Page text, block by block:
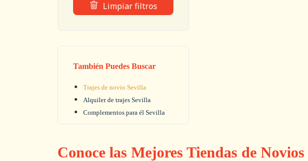
Limpiar filtros
También Puedes Buscar
Trajes de novio Sevilla
Alquiler de trajes Sevilla
Complementos para él Sevilla
Conoce las Mejores Tiendas de